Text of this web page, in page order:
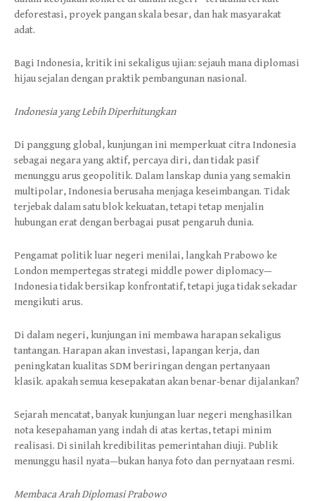
deforestasi, proyek pangan skala besar, dan hak masyarakat
adat.
Bagi Indonesia, kritik ini sekaligus ujian: sejauh mana diplomasi
hijau sejalan dengan praktik pembangunan nasional.
Indonesia yang Lebih Diperhitungkan
Di panggung global, kunjungan ini memperkuat citra Indonesia
sebagai negara yang aktif, percaya diri, dan tidak pasif
menunggu arus geopolitik. Dalam lanskap dunia yang semakin
multipolar, Indonesia berusaha menjaga keseimbangan. Tidak
terjebak dalam satu blok kekuatan, tetapi tetap menjalin
hubungan erat dengan berbagai pusat pengaruh dunia.
Pengamat politik luar negeri menilai, langkah Prabowo ke
London mempertegas strategi middle power diplomacy—
Indonesia tidak bersikap konfrontatif, tetapi juga tidak sekadar
mengikuti arus.
Di dalam negeri, kunjungan ini membawa harapan sekaligus
tantangan. Harapan akan investasi, lapangan kerja, dan
peningkatan kualitas SDM beriringan dengan pertanyaan
klasik. apakah semua kesepakatan akan benar-benar dijalankan?
Sejarah mencatat, banyak kunjungan luar negeri menghasilkan
nota kesepahaman yang indah di atas kertas, tetapi minim
realisasi. Di sinilah kredibilitas pemerintahan diuji. Publik
menunggu hasil nyata—bukan hanya foto dan pernyataan resmi.
Membaca Arah Diplomasi Prabowo